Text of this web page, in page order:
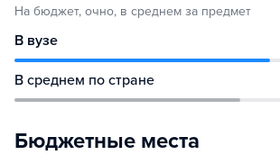
На бюджет, очно, в среднем за предмет
В вузе
В среднем по стране
Бюджетные места